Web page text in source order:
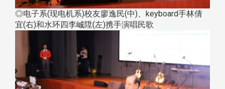
◎电子系(现电机系)校友廖逸民(中)、keyboard手林倩
宜(右)和水环四李峸陞(左)携手演唱民歌